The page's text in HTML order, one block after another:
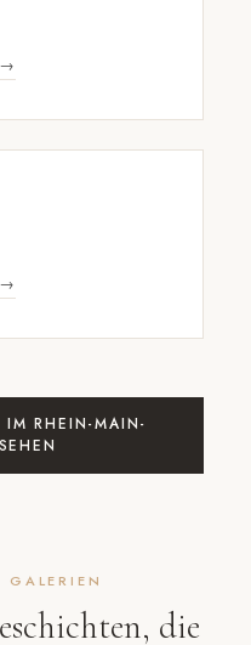
→
→
RHEIN-MAIN-
GALERIEN
die